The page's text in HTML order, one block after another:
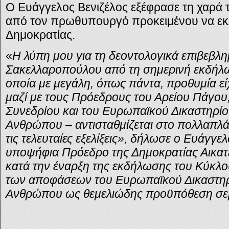
Ο Ευάγγελος Βενιζέλος εξέφρασε τη χαρά
από τον πρωθυπουργό προκειμένου να
Δημοκρατίας.
«Η λύπη μου για τη δεοντολογικά
Σακελλαροπούλου από τη σημερινή
οποία με μεγάλη, όπως πάντα, προθυμία
μαζί με τους Πρόεδρους του Αρείου
Συνεδρίου και του Ευρωπαϊκού
Ανθρώπου – αντισταθμίζεται στο
τις τελευταίες εξελίξεις», δήλωσε ο
υποψήφια Πρόεδρο της Δημοκρατίας
κατά την έναρξη της εκδήλωσης του
των αποφάσεων του Ευρωπαϊκού
Ανθρώπου ως θεμελιώδης προϋπόθεση